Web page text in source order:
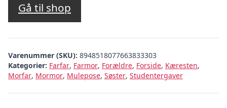
Gå til shop
Varenummer (SKU): 8948518077663833303
Kategorier: Farfar, Farmor, Forældre, Forside, Kæresten,
Morfar, Mormor, Mulepose, Søster, Studentergaver